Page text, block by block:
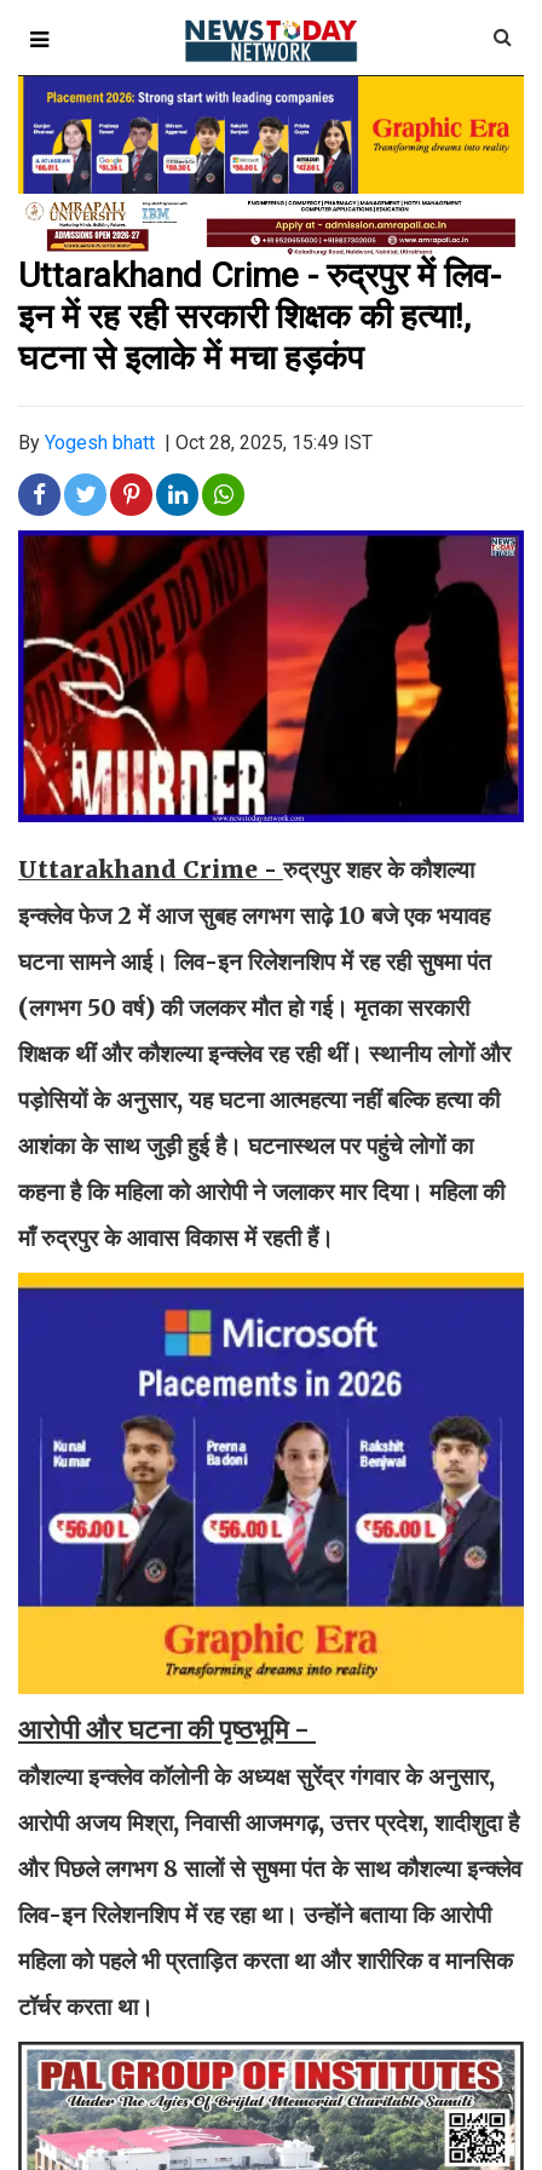
Uttarakhand Crime - रुद्रपुर में लिव-
इन में रह रही सरकारी शिक्षक की हत्या!,
घटना से इलाके में मचा हड़कंप
By Yogesh bhatt Oct 28, 2025, 15:49 IST
Uttarakhand Crime -रुद्रपुर शहर के कौशल्या
इन्क्लेव फेज 2 में आज सुबह लगभग साढ़े 10 बजे एक भयावह
घटना सामने आई। लिव-इन रिलेशनशिप में रह रही सुषमा पंत
(लगभग 50 वर्ष) की जलकर मौत हो गई। मृतका सरकारी
शिक्षक थीं और कौशल्या इन्क्लेव रह रही थीं। स्थानीय लोगों और
पड़ोसियों के अनुसार, यह घटना आत्महत्या नहीं बल्कि हत्या की
आशंका के साथ जुड़ी हुई है। घटनास्थल पर पहुंचे लोगों का
कहना है कि महिला को आरोपी ने जलाकर मार दिया। महिला की
माँ रुद्रपुर के आवास विकास में रहती हैं।
आरोपी और घटना की पृष्ठभूमि -
कौशल्या इन्क्लेव कॉलोनी के अध्यक्ष सुरेंद्र गंगवार के अनुसार,
आरोपी अजय मिश्रा, निवासी आजमगढ़, उत्तर प्रदेश, शादीशुदा है
और पिछले लगभग 8 सालों से सुषमा पंत के साथ कौशल्या इन्क्लेव
लिव-इन रिलेशनशिप में रह रहा था। उन्होंने बताया कि आरोपी
महिला को पहले भी प्रताड़ित करता था और शारीरिक व मानसिक
टॉर्चर करता था।